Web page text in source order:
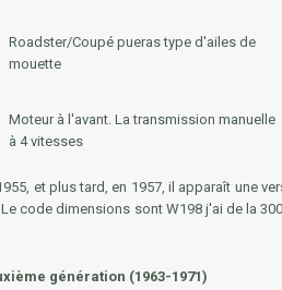
Roadster/Coupé pueras type d'ailes de
mouette
Moteur à l'avant. La transmission manuelle
à 4 vitesses
et plus tard, en 1957, il apparaît une
code dimensions sont W198 j'aide la
génération (1963-1971)